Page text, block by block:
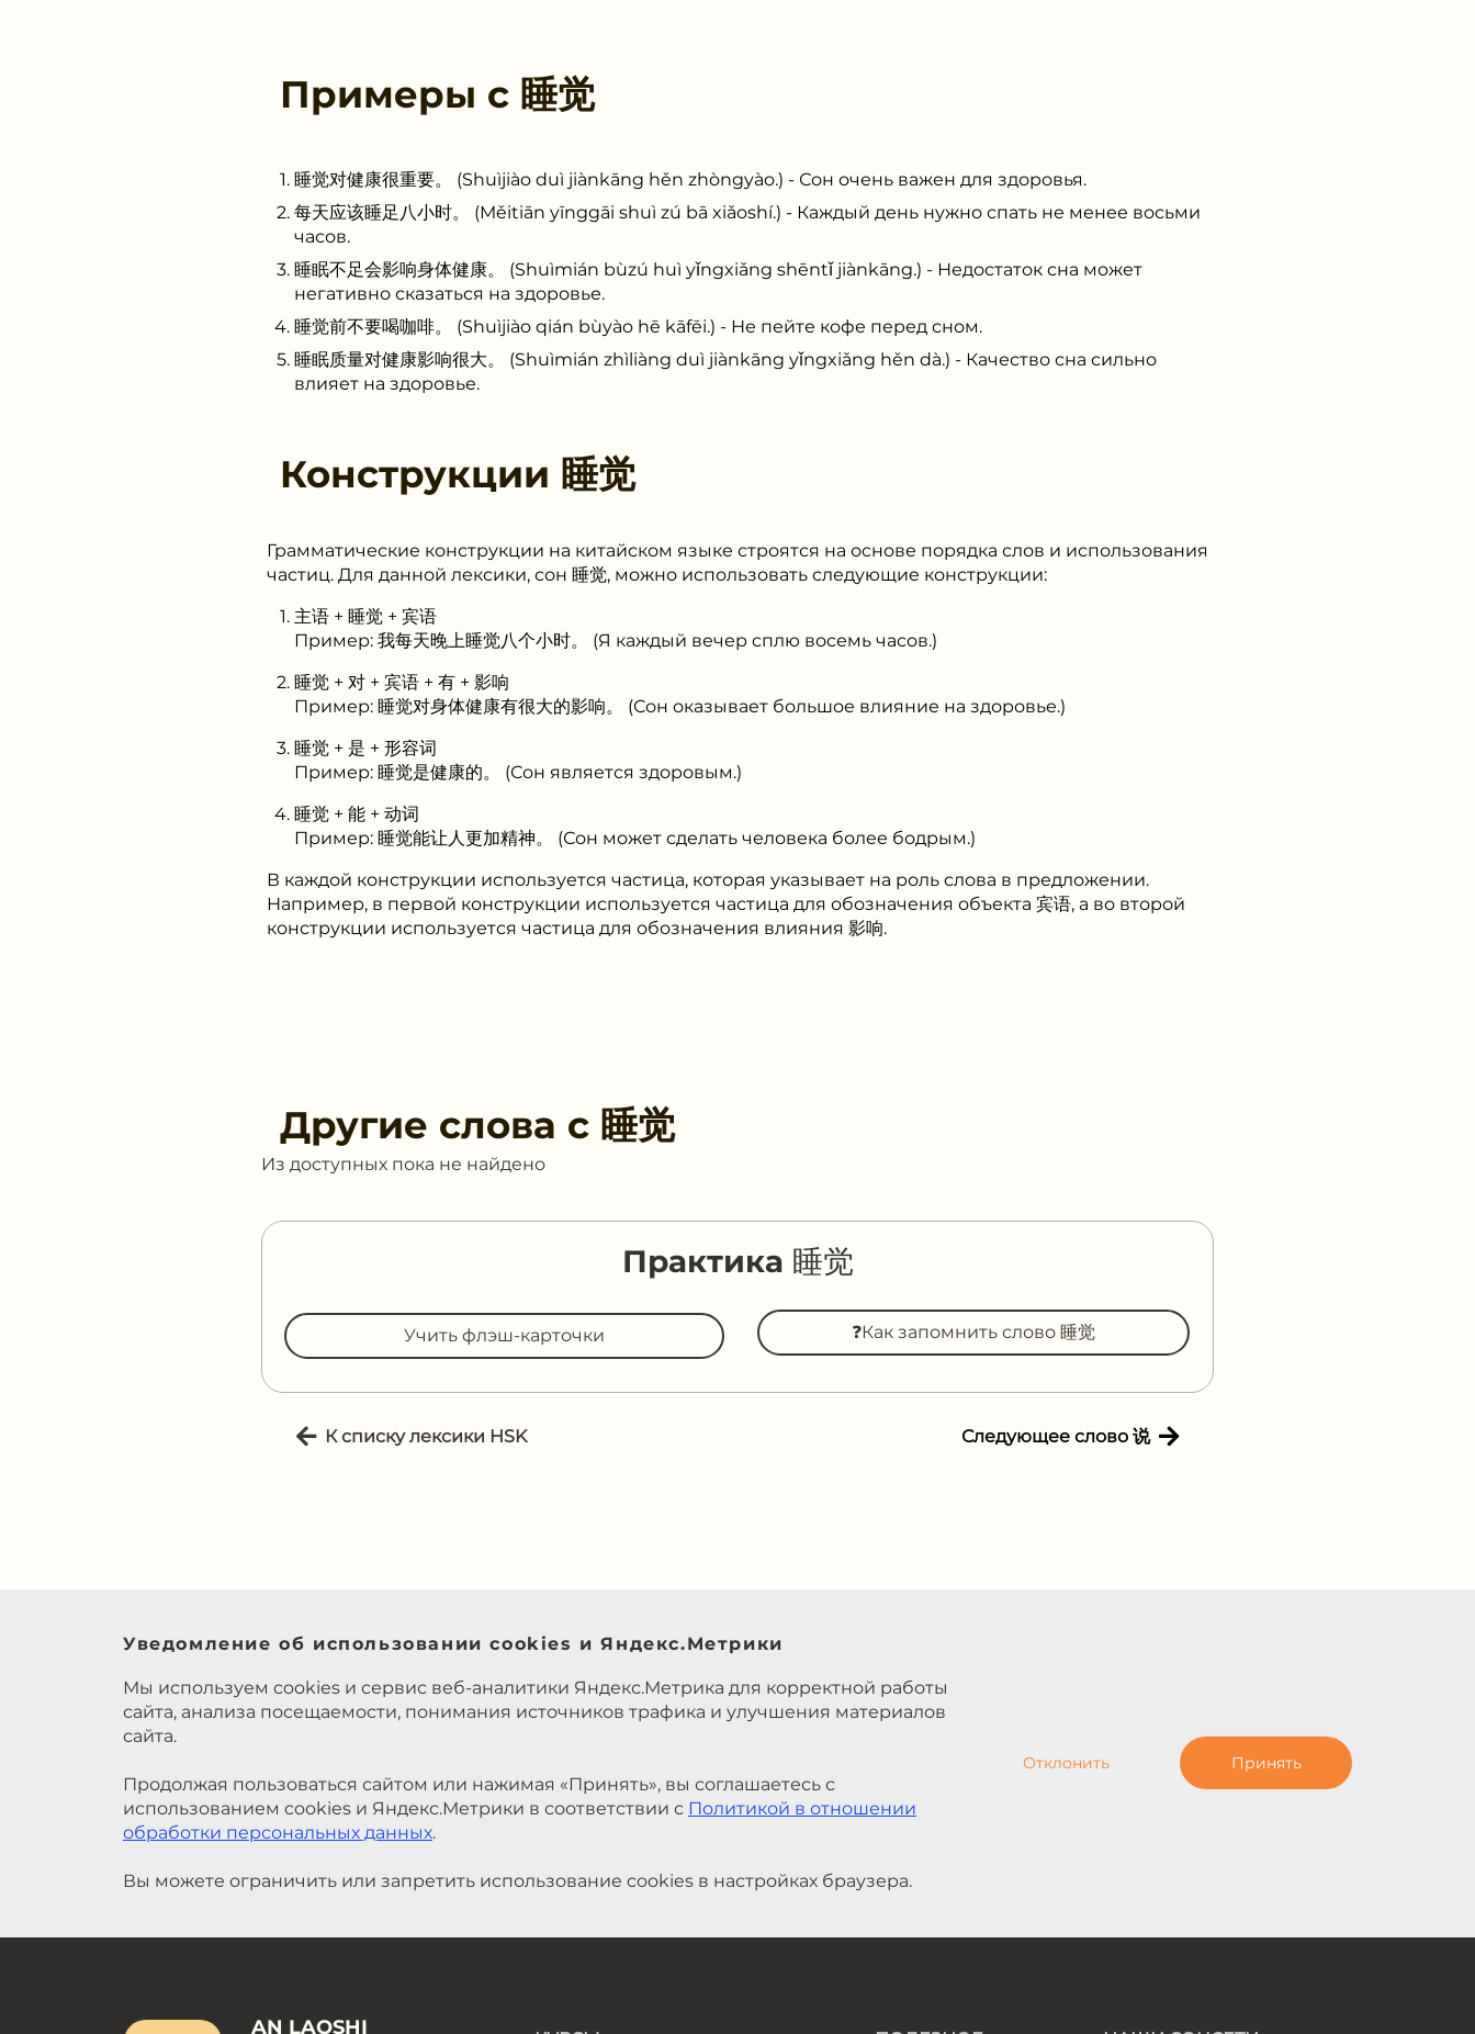
Примеры с 睡觉
睡觉对健康很重要。 (Shuìjiào duì jiànkāng hěn zhòngyào.) - Сон очень важен для здоровья.
每天应该睡足八小时。 (Měitiān yīnggāi shuì zú bā xiǎoshí.) - Каждый день нужно спать не менее восьми
часов.
睡眠不足会影响身体健康。 (Shuìmián bùzú huì yǐngxiǎng shēntǐ jiànkāng.) - Недостаток сна может
негативно сказаться на здоровье.
睡觉前不要喝咖啡。 (Shuìjiào qián bùyào hē kāfēi.) - Не пейте кофе перед сном.
睡眠质量对健康影响很大。 (Shuìmián zhìliàng duì jiànkāng yǐngxiǎng hěn dà.) - Качество сна сильно
влияет на здоровье.
Конструкции 睡觉
Грамматические конструкции на китайском языке строятся на основе порядка слов и использования
частиц. Для данной лексики, сон 睡觉, можно использовать следующие конструкции:
主语 + 睡觉 + 宾语
Пример: 我每天晚上睡觉八个小时。 (Я каждый вечер сплю восемь часов.)
睡觉 + 对 + 宾语 + 有 + 影响
Пример: 睡觉对身体健康有很大的影响。 (Сон оказывает большое влияние на здоровье.)
睡觉 + 是 + 形容词
Пример: 睡觉是健康的。 (Сон является здоровым.)
睡觉 + 能 + 动词
Пример: 睡觉能让人更加精神。 (Сон может сделать человека более бодрым.)
В каждой конструкции используется частица, которая указывает на роль слова в предложении.
Например, в первой конструкции используется частица для обозначения объекта 宾语, а во второй
конструкции используется частица для обозначения влияния 影响.
Другие слова с 睡觉
Из доступных пока не найдено
Практика 睡觉
Учить флэш-карточки ❓Как запомнить слово 睡觉
К списку лексики HSK Следующее слово 说
Уведомление об использовании cookies и Яндекс.Метрики
Мы используем cookies и сервис веб-аналитики Яндекс.Метрика для корректной работы
сайта, анализа посещаемости, понимания источников трафика и улучшения материалов
сайта.
Продолжая пользоваться сайтом или нажимая «Принять», вы соглашаетесь с
использованием cookies и Яндекс.Метрики в соответствии с Политикой в отношении
обработки персональных данных.
Вы можете ограничить или запретить использование cookies в настройках браузера.
Отклонить Принять
AN LAOSHI